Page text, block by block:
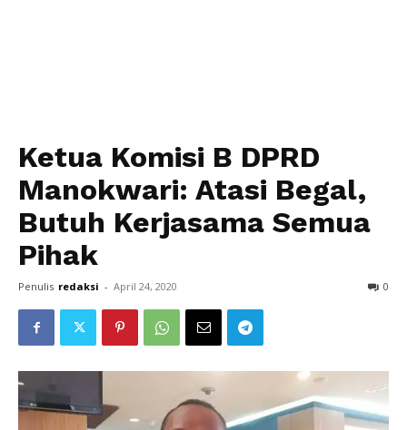
Ketua Komisi B DPRD
Manokwari: Atasi Begal,
Butuh Kerjasama Semua
Pihak
Penulis redaksi - April 24, 2020 0